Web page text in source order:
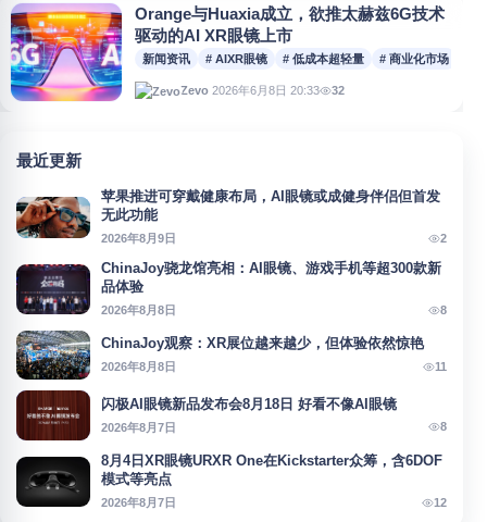
Orange与Huaxia成立，欲推太赫兹6G技术
驱动的AI XR眼镜上市
新闻资讯 # AIXR眼镜 # 低成本超轻量 # 商业化市场
Zevo 2026年6月8日 20:33 32
最近更新
苹果推进可穿戴健康布局，AI眼镜或成健身伴侣但首发
无此功能
2026年8月9日 2
ChinaJoy骁龙馆亮相：AI眼镜、游戏手机等超300款新
品体验
2026年8月8日 8
ChinaJoy观察：XR展位越来越少，但体验依然惊艳
2026年8月8日 11
闪极AI眼镜新品发布会8月18日 好看不像AI眼镜
2026年8月7日 8
8月4日XR眼镜URXR One在Kickstarter众筹，含6DOF
模式等亮点
2026年8月7日 12